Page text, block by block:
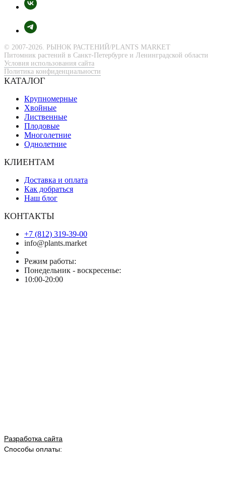
© 2007-2026. РЫНОК РАСТЕНИЙ/PLANTS MARKET
Питомник растений в Санкт-Петербурге и Ленинградской области
Условия использования сайта
Политика конфиденциальности
КАТАЛОГ
Крупномерные
Хвойные
Лиственные
Плодовые
Многолетние
Однолетние
КЛИЕНТАМ
Доставка и оплата
Как добраться
Наш блог
КОНТАКТЫ
+7 (812) 319-39-00
info@plants.market
Режим работы:
Понедельник - воскресенье:
10:00-20:00
Разработка сайта
Способы оплаты: